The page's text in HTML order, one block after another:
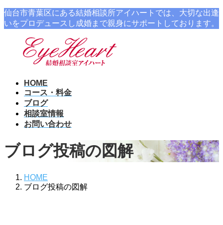
コ
ン
ナ
ビ
仙台市青葉区にある結婚相談所アイハートでは、大切な出逢
いをプロデュースし成婚まで親身にサポートしております。
HOME
コース・料金
ブログ
相談室情報
お問い合わせ
ブログ投稿の図解
HOME
ブログ投稿の図解